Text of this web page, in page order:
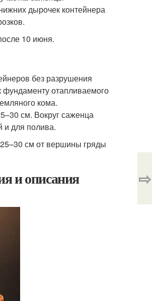
дырочек контейнера
10 июня.
без разрушения
фундаменту отапливаемого
кома.
см. Вокруг саженца
и для полива.
см от вершины гряды
и описания ⇨